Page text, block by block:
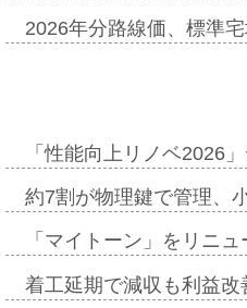
2026年分路線価、標準
「性能向上リノベ2026
約7割が物理鍵で管理、
「マイトーン」をリニ
着工延期で減収も利益